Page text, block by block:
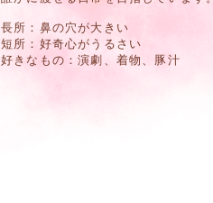
長所：鼻の穴が大きい
短所：好奇心がうるさい
好きなもの：演劇、着物、豚汁